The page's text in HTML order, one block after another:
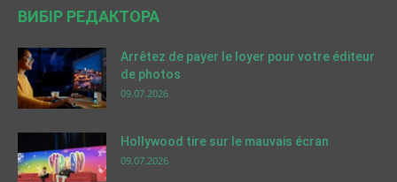
ВИБІР РЕДАКТОРА
Arrêtez de payer le loyer pour votre éditeur
de photos
09.07.2026
Hollywood tire sur le mauvais écran
09.07.2026